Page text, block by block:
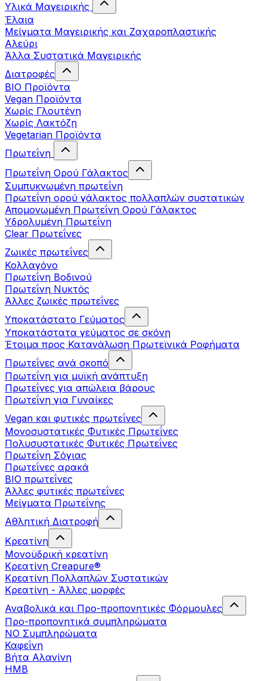
Υλικά Μαγειρικής
Έλαια
Μείγματα Μαγειρικής και Ζαχαροπλαστικής
Αλεύρι
Άλλα Συστατικά Μαγειρικής
Διατροφές
BIO Προϊόντα
Vegan Προϊόντα
Χωρίς Γλουτένη
Χωρίς Λακτόζη
Vegetarian Προϊόντα
Πρωτεΐνη
Πρωτεΐνη Ορού Γάλακτος
Συμπυκνωμένη πρωτεΐνη
Πρωτεΐνη ορού γάλακτος πολλαπλών συστατικών
Απομονωμένη Πρωτεΐνη Ορού Γάλακτος
Υδρολυμένη Πρωτεΐνη
Clear Πρωτεΐνες
Ζωικές πρωτεΐνες
Κολλαγόνο
Πρωτεΐνη Βοδινού
Πρωτεΐνη Νυκτός
Άλλες ζωικές πρωτεΐνες
Υποκατάστατο Γεύματος
Υποκατάστατα γεύματος σε σκόνη
Έτοιμα προς Κατανάλωση Πρωτεϊνικά Ροφήματα
Πρωτεΐνες ανά σκοπό
Πρωτεΐνη για μυϊκή ανάπτυξη
Πρωτεΐνες για απώλεια βάρους
Πρωτεΐνη για Γυναίκες
Vegan και φυτικές πρωτεΐνες
Μονοσυστατικές Φυτικές Πρωτεΐνες
Πολυσυστατικές Φυτικές Πρωτεΐνες
Πρωτεΐνη Σόγιας
Πρωτεΐνες αρακά
ΒIO πρωτεΐνες
Άλλες φυτικές πρωτεΐνες
Μείγματα Πρωτεΐνης
Αθλητική Διατροφή
Κρεατίνη
Μονοϋδρική κρεατίνη
Κρεατίνη Creapure®
Κρεατίνη Πολλαπλών Συστατικών
Κρεατίνη - Άλλες μορφές
Αναβολικά και Προ-προπονητικές Φόρμουλες
Προ-προπονητικά συμπληρώματα
ΝΟ Συμπληρώματα
Καφεΐνη
Βήτα Αλανίνη
HMB